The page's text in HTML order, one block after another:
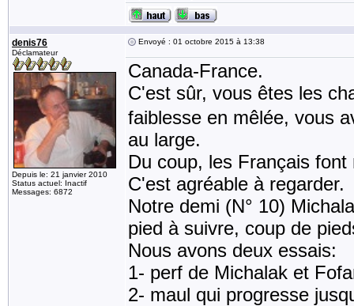
denis76
Déclamateur
Depuis le: 21 janvier 2010
Status actuel: Inactif
Messages: 6872
Envoyé : 01 octobre 2015 à 13:38
Canada-France.
C'est sûr, vous êtes les
faiblesse en mêlée, vous
au large.
Du coup, les Français
C'est agréable à regarder.
Notre demi (N° 10)
pied à suivre, coup de
Nous avons deux essais:
1- perf de Michalak et
2- maul qui progresse